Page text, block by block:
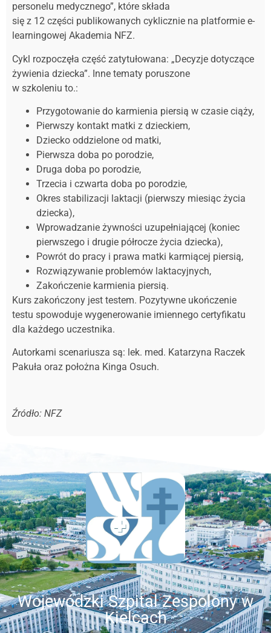
personelu medycznego”, które składa
się z 12 części publikowanych cyklicznie na platformie e-
learningowej Akademia NFZ.
Cykl rozpoczęła część zatytułowana: „Decyzje dotyczące
żywienia dziecka”. Inne tematy poruszone
w szkoleniu to.:
Przygotowanie do karmienia piersią w czasie ciąży,
Pierwszy kontakt matki z dzieckiem,
Dziecko oddzielone od matki,
Pierwsza doba po porodzie,
Druga doba po porodzie,
Trzecia i czwarta doba po porodzie,
Okres stabilizacji laktacji (pierwszy miesiąc życia
dziecka),
Wprowadzanie żywności uzupełniającej (koniec
pierwszego i drugie półrocze życia dziecka),
Powrót do pracy i prawa matki karmiącej piersią,
Rozwiązywanie problemów laktacyjnych,
Zakończenie karmienia piersią.
Kurs zakończony jest testem. Pozytywne ukończenie
testu spowoduje wygenerowanie imiennego certyfikatu
dla każdego uczestnika.
Autorkami scenariusza są: lek. med. Katarzyna Raczek
Pakuła oraz położna Kinga Osuch.
Źródło: NFZ
Wojewódzki Szpital Zespolony w
Kielcach